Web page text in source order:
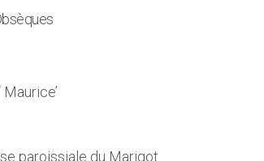
paroissiale du Marigot